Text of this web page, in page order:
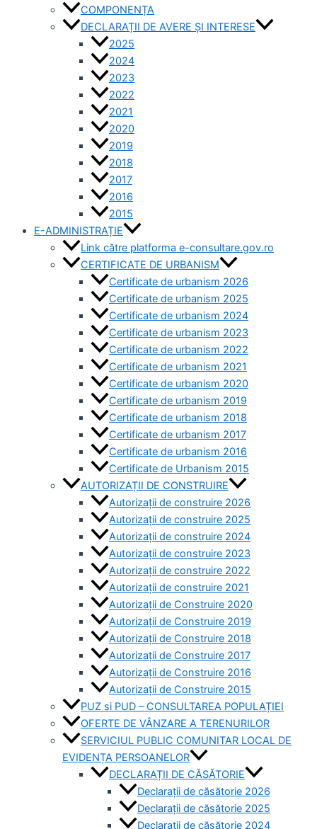
COMPONENȚA
DECLARAȚII DE AVERE ȘI INTERESE
2025
2024
2023
2022
2021
2020
2019
2018
2017
2016
2015
E-ADMINISTRAȚIE
Link către platforma e-consultare.gov.ro
CERTIFICATE DE URBANISM
Certificate de urbanism 2026
Certificate de urbanism 2025
Certificate de urbanism 2024
Certificate de urbanism 2023
Certificate de urbanism 2022
Certificate de urbanism 2021
Certificate de urbanism 2020
Certificate de urbanism 2019
Certificate de urbanism 2018
Certificate de urbanism 2017
Certificate de urbanism 2016
Certificate de Urbanism 2015
AUTORIZAȚII DE CONSTRUIRE
Autorizații de construire 2026
Autorizații de construire 2025
Autorizații de construire 2024
Autorizații de construire 2023
Autorizații de construire 2022
Autorizații de construire 2021
Autorizații de Construire 2020
Autorizații de Construire 2019
Autorizaţii de Construire 2018
Autorizaţii de Construire 2017
Autorizaţii de Construire 2016
Autorizaţii de Construire 2015
PUZ si PUD – CONSULTAREA POPULAȚIEI
OFERTE DE VÂNZARE A TERENURILOR
SERVICIUL PUBLIC COMUNITAR LOCAL DE
EVIDENȚA PERSOANELOR
DECLARAȚII DE CĂSĂTORIE
Declarații de căsătorie 2026
Declarații de căsătorie 2025
Declarații de căsătorie 2024